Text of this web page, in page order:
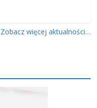
Zobacz więcej aktualności…